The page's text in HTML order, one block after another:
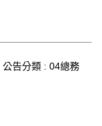
公告分類 : 04總務